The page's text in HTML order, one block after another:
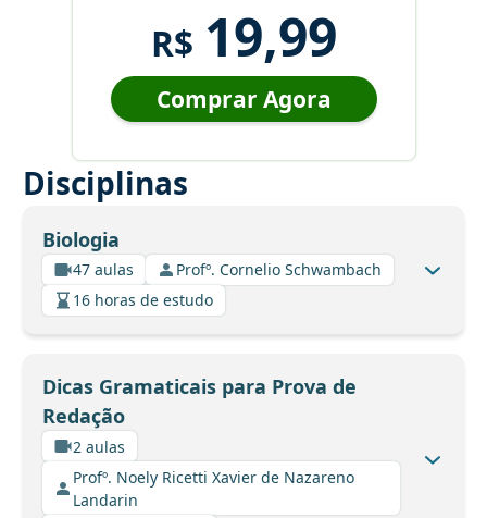
R$ 19,99
Comprar Agora
Disciplinas
Biologia
47 aulas
Profº. Cornelio Schwambach
16 horas de estudo
Dicas Gramaticais para Prova de
Redação
2 aulas
Profº. Noely Ricetti Xavier de Nazareno
Landarin